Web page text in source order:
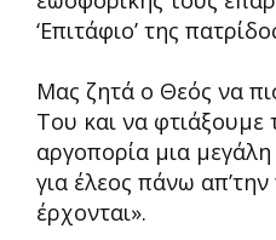
‘Επιτάφιο’ της
Μας ζητά ο Θεός να
Του και να φτιάξουμε
αργοπορία μια
για έλεος πάνω
έρχονται».